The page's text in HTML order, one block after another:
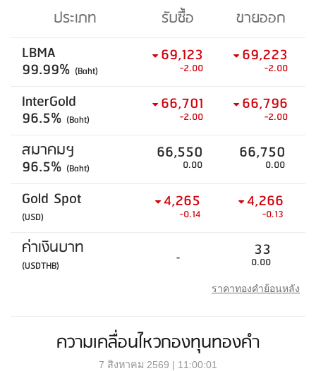
ประเภท รับซื้อ
ขายออก
LBMA
99.99% (Baht)
69,123
-2.00
69,223
-2.00
InterGold
96.5% (Baht)
66,701
-2.00
66,796
-2.00
สมาคมฯ
96.5% (Baht)
66,550
0.00
66,750
0.00
Gold Spot
(USD)
4,265
-0.14
4,266
-0.13
ค่าเงินบาท
(USDTHB) - 33
0.00
ราคาทองคำย้อนหลัง
ความเคลื่อนไหวกองทุนทองคำ
7 สิงหาคม 2569 | 11:00:01